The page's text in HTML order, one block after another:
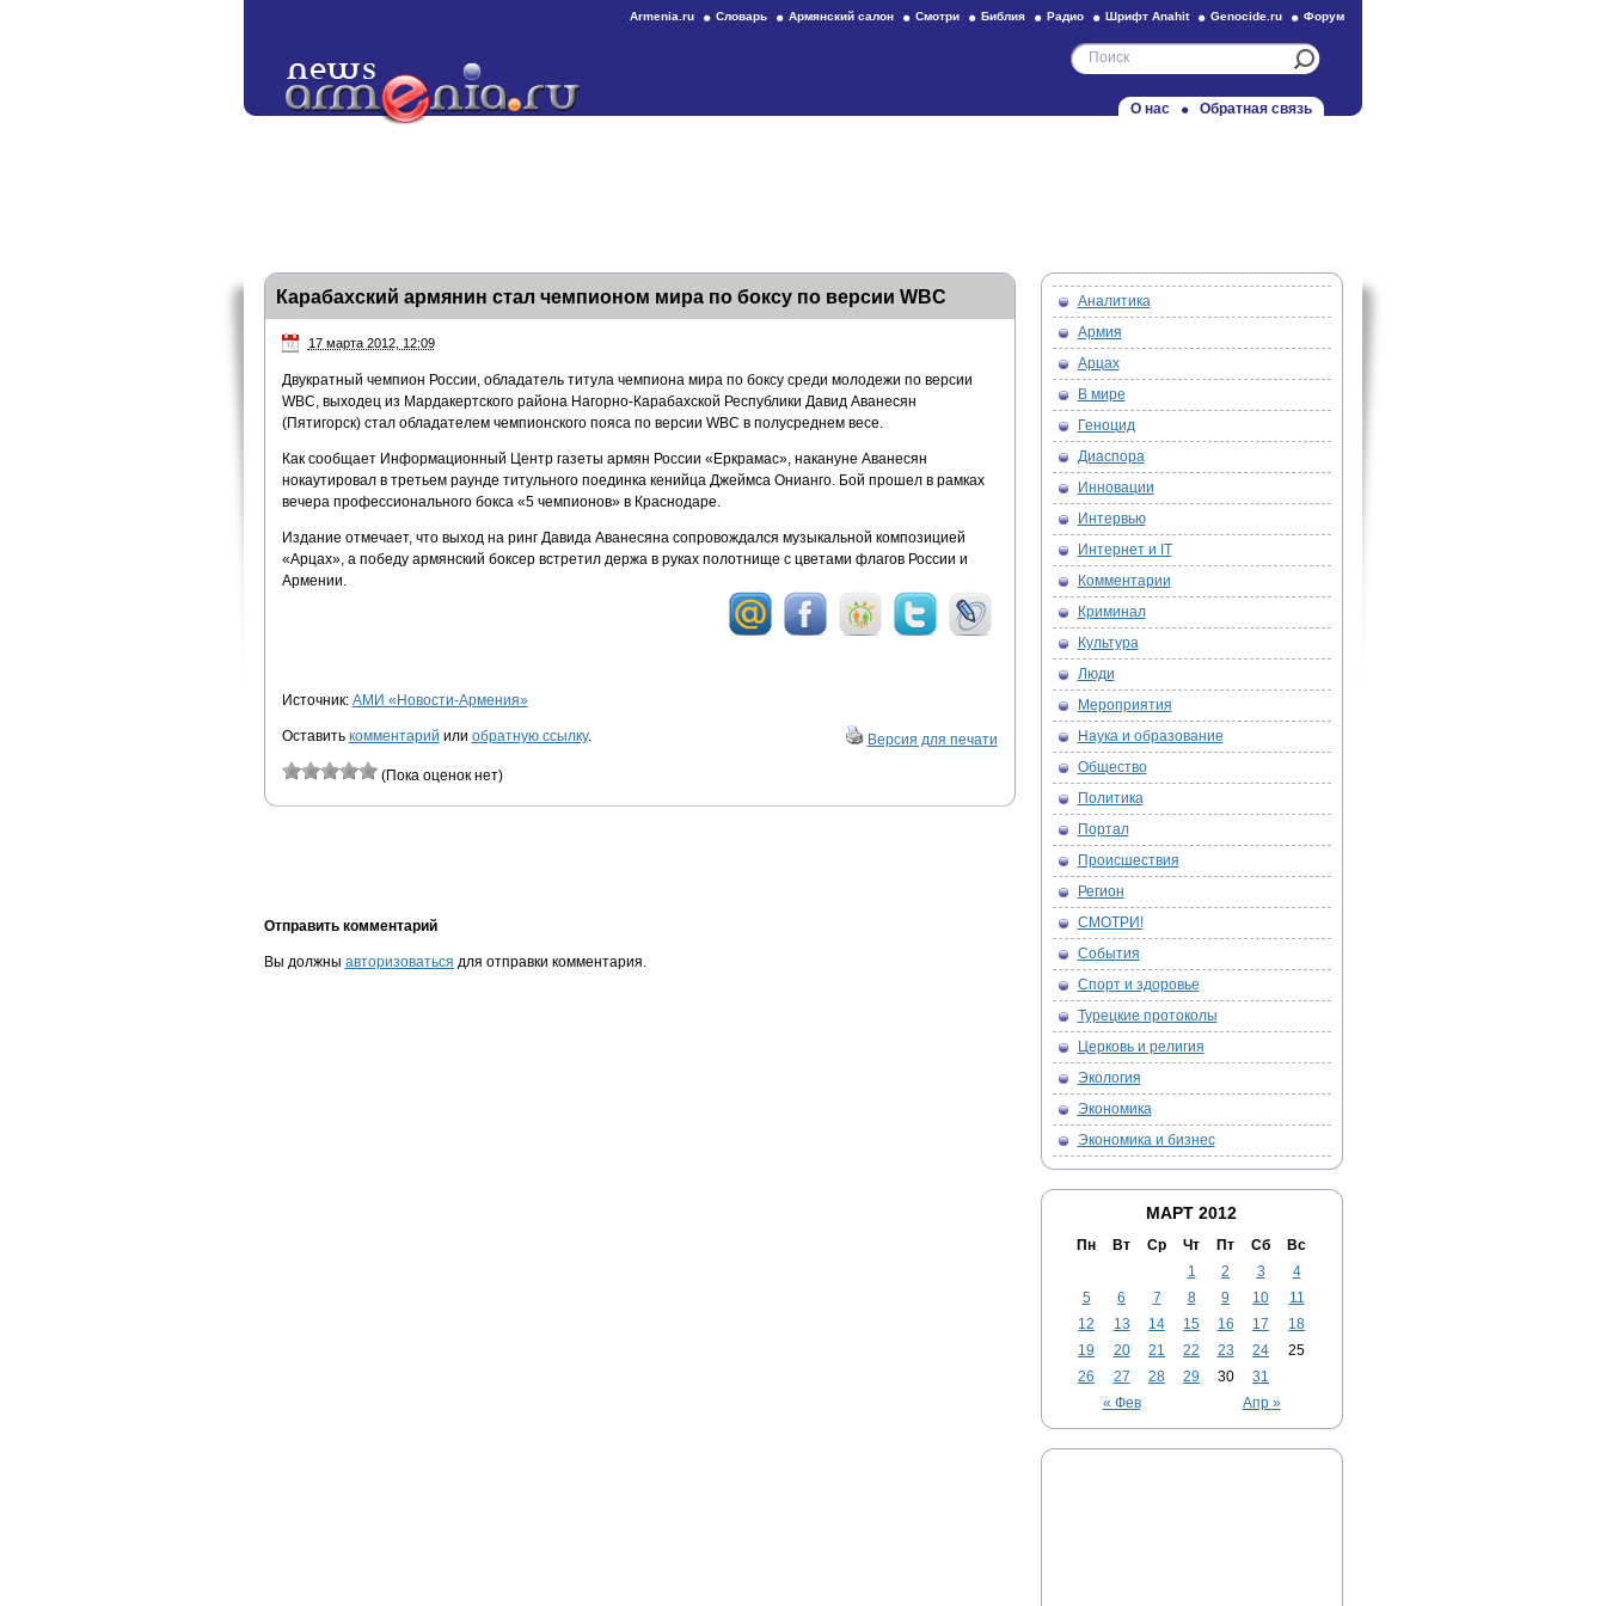
Armenia.ru Словарь Армянский салон Смотри Библия Радио Шрифт Anahit Genocide.ru Форум
О нас Обратная связь
Карабахский армянин стал чемпионом мира по боксу по версии WBC
17 марта 2012, 12:09
Двукратный чемпион России, обладатель титула чемпиона мира по боксу среди молодежи по версии
WBC, выходец из Мардакертского района Нагорно-Карабахской Республики Давид Аванесян
(Пятигорск) стал обладателем чемпионского пояса по версии WBC в полусреднем весе.
Как сообщает Информационный Центр газеты армян России «Еркрамас», накануне Аванесян
нокаутировал в третьем раунде титульного поединка кенийца Джеймса Онианго. Бой прошел в рамках
вечера профессионального бокса «5 чемпионов» в Краснодаре.
Издание отмечает, что выход на ринг Давида Аванесяна сопровождался музыкальной композицией
«Арцах», а победу армянский боксер встретил держа в руках полотнище с цветами флагов России и
Армении.
Источник: АМИ «Новости-Армения»
Оставить комментарий или обратную ссылку. Версия для печати
(Пока оценок нет)
Отправить комментарий
Вы должны авторизоваться для отправки комментария.
Аналитика
Армия
Арцах
В мире
Геноцид
Диаспора
Инновации
Интервью
Интернет и IT
Комментарии
Криминал
Культура
Люди
Мероприятия
Наука и образование
Общество
Политика
Портал
Происшествия
Регион
СМОТРИ!
События
Спорт и здоровье
Турецкие протоколы
Церковь и религия
Экология
Экономика
Экономика и бизнес
МАРТ 2012
Пн Вт Ср Чт Пт Сб Вс
« Фев Апр »
1 2 3
4
5
6 7 8 9 10
11
12
13 14 15 16 17
18
19
20 21 22 23 24
25
26
27 28 29 30 31